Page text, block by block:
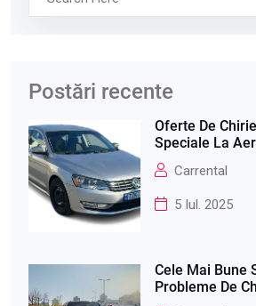
Postări recente
Oferte De
Speciale La
Carrental
5 Iul. 2025
Cele Mai Bune
Probleme De